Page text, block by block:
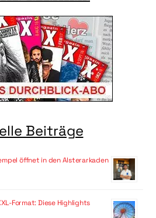
Beiträge
öffnet in den Alsterarkaden
Format: Diese Highlights